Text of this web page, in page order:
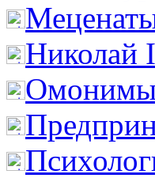
Николай